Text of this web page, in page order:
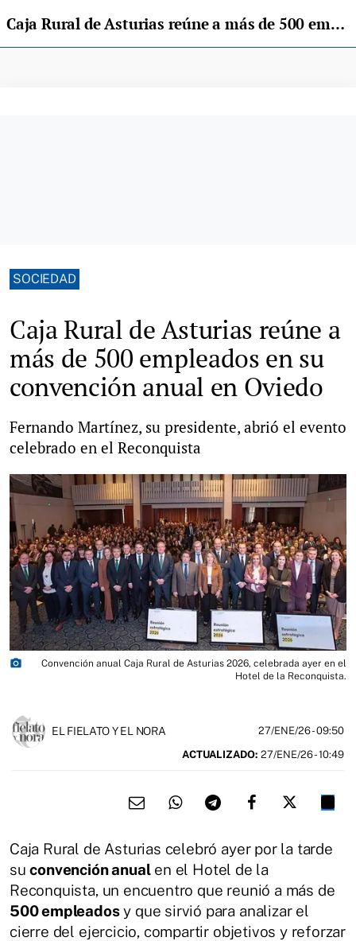
Caja Rural de Asturias reúne a más de 500 empleados en su convención anual en Oviedo
SOCIEDAD
Caja Rural de Asturias reúne a
más de 500 empleados en su
convención anual en Oviedo
Fernando Martínez, su presidente, abrió el evento
celebrado en el Reconquista
photo_camera
Convención anual Caja Rural de Asturias 2026, celebrada ayer en el
Hotel de la Reconquista.
EL FIELATO Y EL NORA 27/ENE/26- 09:50
ACTUALIZADO: 27/ENE/26 - 10:49
Caja Rural de Asturias celebró ayer por la tarde
suconvención anualen el Hotel de la
Reconquista, un encuentro que reunió a más de
500 empleadosy que sirvió para analizar el
cierre del ejercicio, compartir objetivos y reforzar